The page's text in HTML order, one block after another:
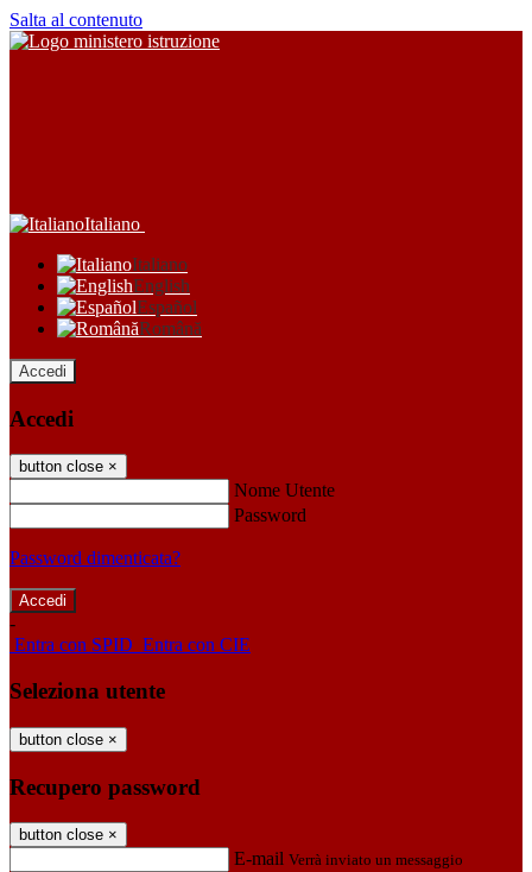
Salta al contenuto
Italiano
Italiano
English
Español
Română
Accedi
Accedi
button close ×
Nome Utente
Password
Password dimenticata?
-
Entra con SPID Entra con CIE
Seleziona utente
button close ×
Recupero password
button close ×
E-mail Verrà inviato un messaggio